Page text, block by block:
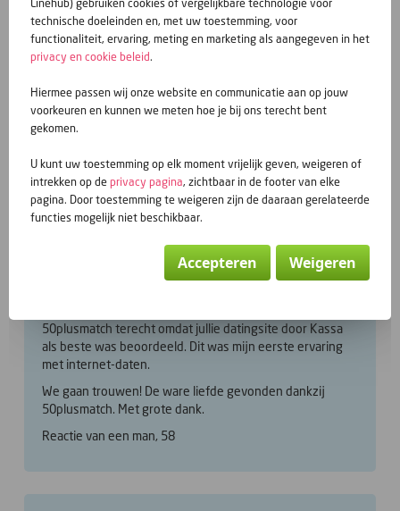
Ik Ik heb mijn ware liefde gevonden dank zij 50plusmatch.
Dus zelf actief zoeken! Het voordeel is ook dat je het
50plusmatch terecht omdat jullie datingsite door Kassa
als beste was beoordeeld. Dit was mijn eerste ervaring
met internet-daten.
We gaan trouwen! De ware liefde gevonden dankzij
50plusmatch. Met grote dank.
Reactie van een man, 58
Linehub) gebruiken cookies of vergelijkbare technologie voor
technische doeleinden en, met uw toestemming, voor
functionaliteit, ervaring, meting en marketing als aangegeven in het
privacy en cookie beleid.
Hiermee passen wij onze website en communicatie aan op jouw
voorkeuren en kunnen we meten hoe je bij ons terecht bent
gekomen.
U kunt uw toestemming op elk moment vrijelijk geven, weigeren of
intrekken op deprivacy pagina, zichtbaar in de footer van elke
pagina. Door toestemming te weigeren zijn de daaraan gerelateerde
functies mogelijk niet beschikbaar.
Accepteren Weigeren